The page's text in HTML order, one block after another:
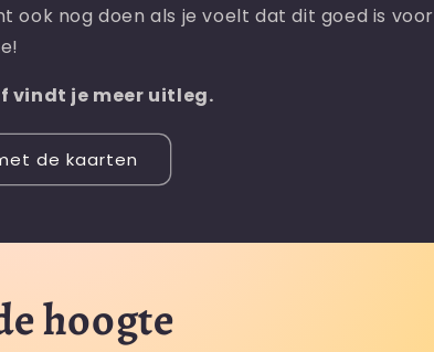
ook nog doen als je voelt dat dit goed is voor
vindt je meer uitleg.
de kaarten
hoogte